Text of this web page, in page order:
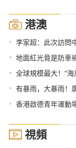
港澳
• 李家超：此次訪問
• 地面紅光竟是防車
• 全球規模最大！“
• 有暴雨，大暴雨！
• 香港啟德青年運動
視頻